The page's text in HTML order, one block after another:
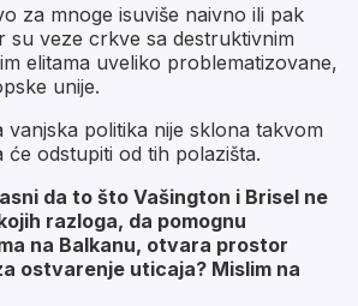
za mnoge isuviše naivno ili pak
su veze crkve sa destruktivnim
elitama uveliko problematizovane,
unije.
vanjska politika nije sklona takvom
će odstupiti od tih polazišta.
da to što Vašington i Brisel ne
razloga, da pomognu
na Balkanu, otvara prostor
ostvarenje uticaja? Mislim na